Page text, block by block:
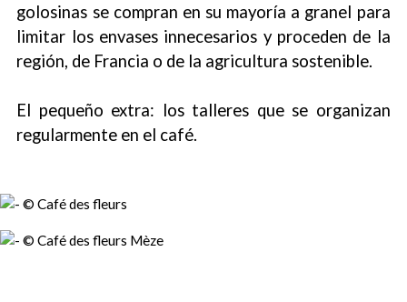
golosinas se compran en su mayoría a granel para
limitar los envases innecesarios y proceden de la
región, de Francia o de la agricultura sostenible.
El pequeño extra: los talleres que se organizan
regularmente en el café.